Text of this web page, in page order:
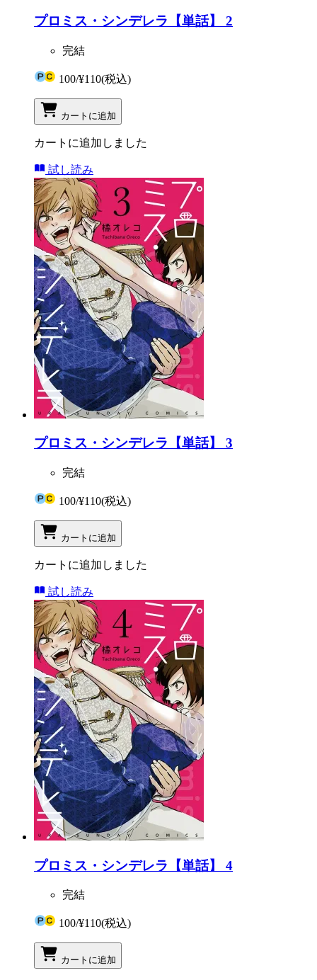
プロミス・シンデレラ【単話】 2
完結
100/¥110(税込)
カートに追加
カートに追加しました
試し読み
プロミス・シンデレラ【単話】 3
完結
100/¥110(税込)
カートに追加
カートに追加しました
試し読み
プロミス・シンデレラ【単話】 4
完結
100/¥110(税込)
カートに追加